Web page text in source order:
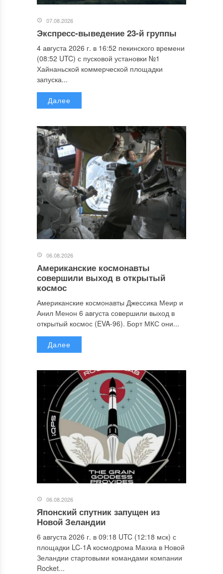
07.08.2026
Экспресс-выведение 23-й группы
4 августа 2026 г. в 16:52 пекинского времени
(08:52 UTC) с пусковой установки №1
Хайнаньской коммерческой площадки
запуска...
Далее
06.08.2026
Американские космонавты
совершили выход в открытый
космос
Американские космонавты Джессика Меир и
Анил Менон 6 августа совершили выход в
открытый космос (EVA-96). Борт МКС они...
Далее
06.08.2026
Японский спутник запущен из
Новой Зеландии
6 августа 2026 г. в 09:18 UTC (12:18 мск) с
площадки LC-1A космодрома Махиа в Новой
Зеландии стартовыми командами компании
Rocket...